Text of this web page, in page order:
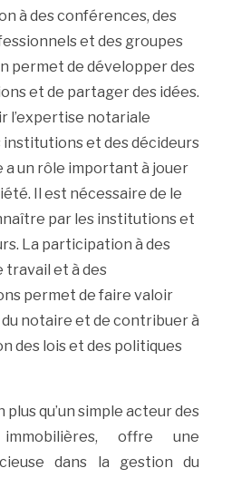
à des conférences, des
et des groupes
permet de développer des
et de partager des idées.
l’expertise notariale
institutions et des décideurs
a un rôle important à jouer
Il est nécessaire de le
par les institutions et
La participation à des
travail et à des
permet de faire valoir
du notaire et de contribuer à
des lois et des politiques
qu’un simple acteur des
immobilières, offre une
dans la gestion du